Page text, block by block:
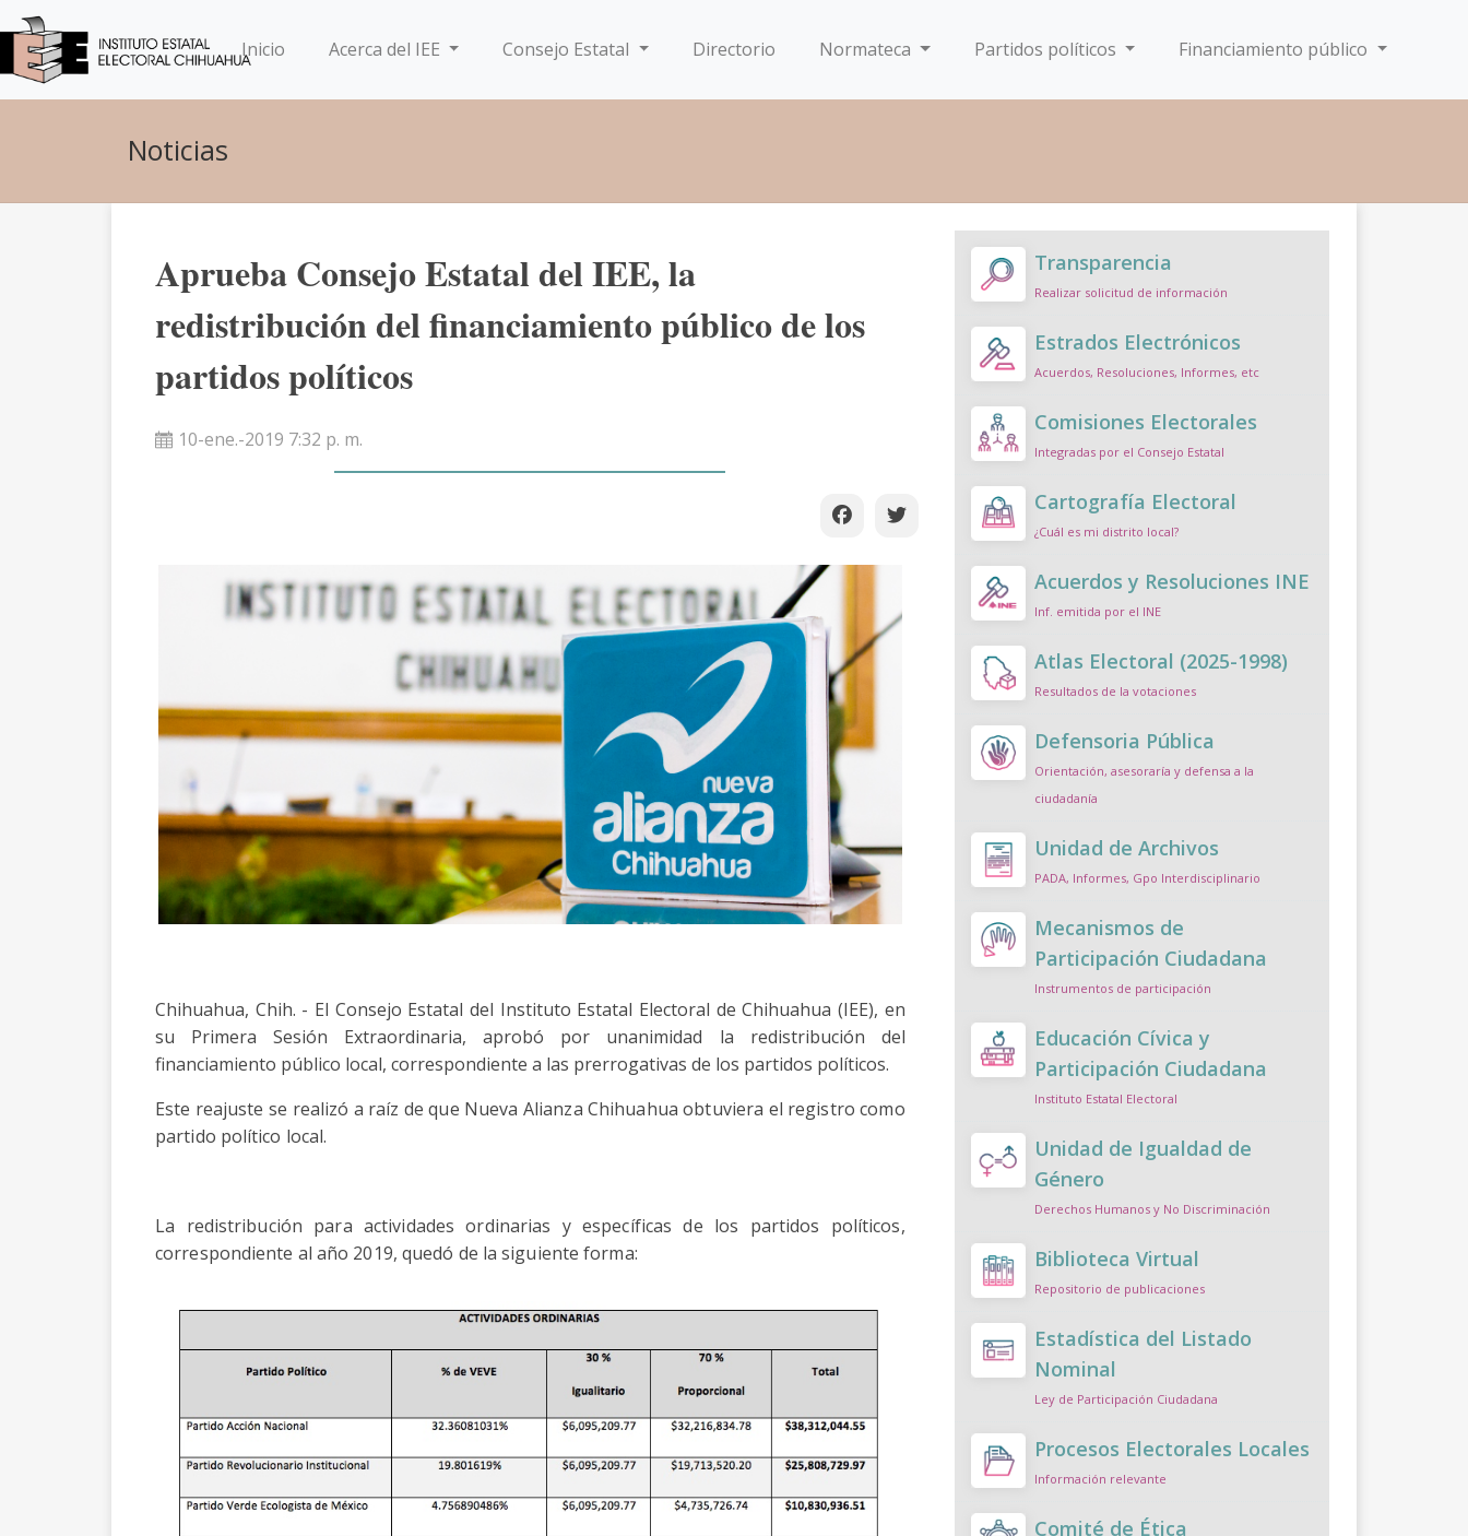
Inicio(current)Acerca del IEE Consejo Estatal Directorio Normateca Partidos políticos Financiamiento público
Noticias
Aprueba Consejo Estatal del IEE, la
redistribución del financiamiento público de los
partidos políticos
10-ene.-2019 7:32 p. m.
Chihuahua, Chih. - El Consejo Estatal del Instituto Estatal Electoral de Chihuahua (IEE), en
su Primera Sesión Extraordinaria, aprobó por unanimidad la redistribución del
financiamiento público local, correspondiente a las prerrogativas de los partidos políticos.
Este reajuste se realizó a raíz de que Nueva Alianza Chihuahua obtuviera el registro como
partido político local.
La redistribución para actividades ordinarias y específicas de los partidos políticos,
correspondiente al año 2019, quedó de la siguiente forma:
Transparencia
Realizar solicitud de información
Estrados Electrónicos
Acuerdos, Resoluciones, Informes, etc
Comisiones Electorales
Integradas por el Consejo Estatal
Cartografía Electoral
¿Cuál es mi distrito local?
Acuerdos y Resoluciones INE
Inf. emitida por el INE
Atlas Electoral (2025-1998)
Resultados de la votaciones
Defensoria Pública
Orientación, asesoraría y defensa a la
ciudadanía
Unidad de Archivos
PADA, Informes, Gpo Interdisciplinario
Mecanismos de
Participación Ciudadana
Instrumentos de participación
Educación Cívica y
Participación Ciudadana
Instituto Estatal Electoral
Unidad de Igualdad de
Género
Derechos Humanos y No Discriminación
Biblioteca Virtual
Repositorio de publicaciones
Estadística del Listado
Nominal
Ley de Participación Ciudadana
Procesos Electorales Locales
Información relevante
Comité de Ética